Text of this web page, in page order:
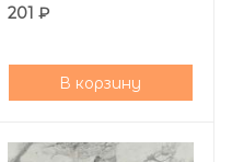
201 ₽
В корзину